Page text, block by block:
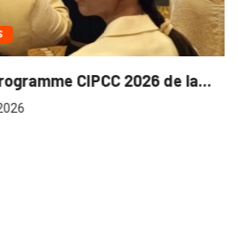
2026 de la...